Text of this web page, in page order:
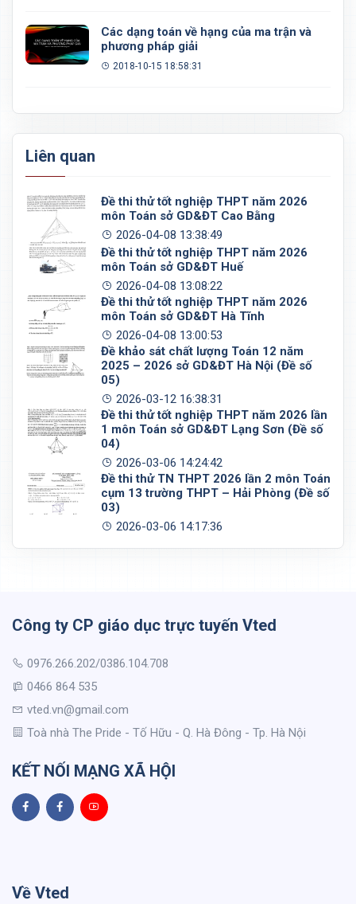
Các dạng toán về hạng của ma trận và
phương pháp giải
2018-10-15 18:58:31
Liên quan
Đề thi thử tốt nghiệp THPT năm 2026
môn Toán sở GD&ĐT Cao Bằng
2026-04-08 13:38:49
Đề thi thử tốt nghiệp THPT năm 2026
môn Toán sở GD&ĐT Huế
2026-04-08 13:08:22
Đề thi thử tốt nghiệp THPT năm 2026
môn Toán sở GD&ĐT Hà Tĩnh
2026-04-08 13:00:53
Đề khảo sát chất lượng Toán 12 năm
2025 – 2026 sở GD&ĐT Hà Nội (Đề số
05)
2026-03-12 16:38:31
Đề thi thử tốt nghiệp THPT năm 2026 lần
1 môn Toán sở GD&ĐT Lạng Sơn (Đề số
04)
2026-03-06 14:24:42
Đề thi thử TN THPT 2026 lần 2 môn Toán
cụm 13 trường THPT – Hải Phòng (Đề số
03)
2026-03-06 14:17:36
Công ty CP giáo dục trực tuyến Vted
0976.266.202/0386.104.708
0466 864 535
vted.vn@gmail.com
Toà nhà The Pride - Tố Hữu - Q. Hà Đông - Tp. Hà Nội
KẾT NỐI MẠNG XÃ HỘI
Về Vted